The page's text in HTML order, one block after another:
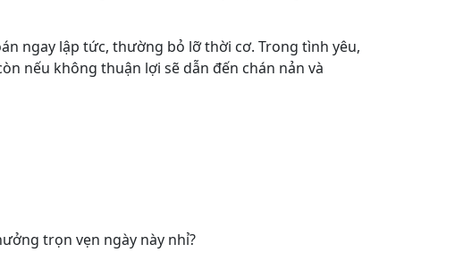
ngay lập tức, thường bỏ lỡ thời cơ. Trong tình yêu,
nếu không thuận lợi sẽ dẫn đến chán nản và
trọn vẹn ngày này nhỉ?